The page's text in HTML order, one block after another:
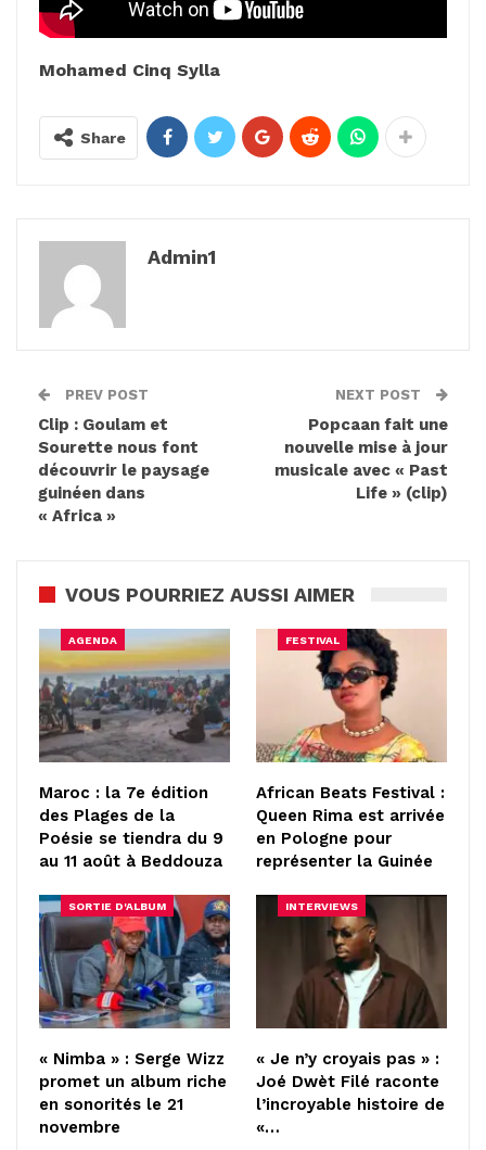
Mohamed Cinq Sylla
Share
Admin1
PREV POST
Clip : Goulam et
Sourette nous font
découvrir le paysage
guinéen dans
« Africa »
NEXT POST
Popcaan fait une
nouvelle mise à jour
musicale avec « Past
Life » (clip)
VOUS POURRIEZ AUSSI AIMER
AGENDA
Maroc : la 7e édition
des Plages de la
Poésie se tiendra du 9
au 11 août à Beddouza
FESTIVAL
African Beats Festival :
Queen Rima est arrivée
en Pologne pour
représenter la Guinée
SORTIE D'ALBUM
« Nimba » : Serge Wizz
promet un album riche
en sonorités le 21
novembre
INTERVIEWS
« Je n’y croyais pas » :
Joé Dwèt Filé raconte
l’incroyable histoire de
«…